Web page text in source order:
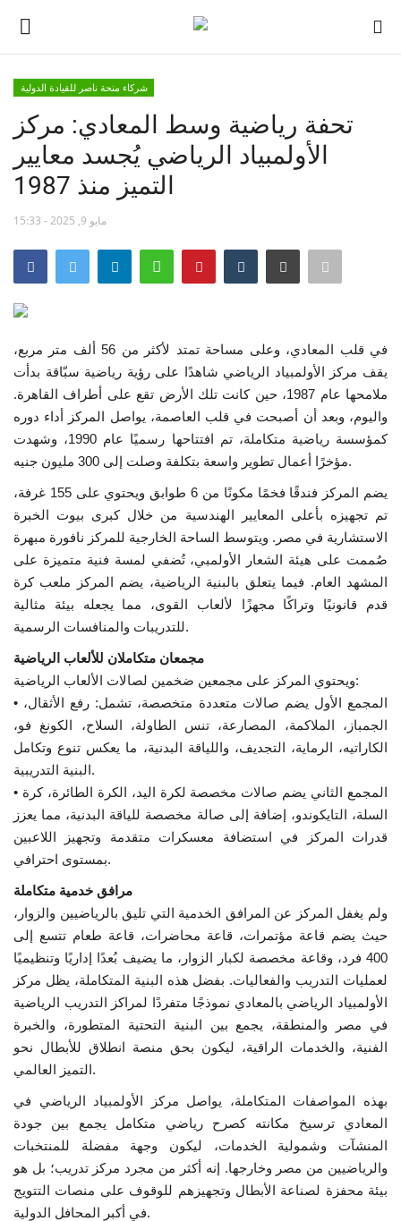
الصفحة الرئيسية
مدرسة الطليعة الوطنية
منتدى ناصر الدولي
فريق العمل
إرث جمال عبدالناصر
شروط وأحكام منحة ناصر للقيادة الدولية
منحة ناصر للقيادة الدولية
مرجعياتنا
المواطن العالمي
الرواد
فرص
وثائق
الفيديوهات
الرعاة
الشركاء
Gallery
لغة
English Swahili español
French Arabic
شركاء منحة ناصر للقيادة الدولية
تحفة رياضية وسط المعادي: مركز
الأولمبياد الرياضي يُجسد معايير
التميز منذ 1987
مايو 9, 2025 - 15:33
في قلب المعادي، وعلى مساحة تمتد لأكثر من 56 ألف متر مربع،
يقف مركز الأولمبياد الرياضي شاهدًا على رؤية رياضية سبّاقة بدأت
ملامحها عام 1987، حين كانت تلك الأرض تقع على أطراف القاهرة.
واليوم، وبعد أن أصبحت في قلب العاصمة، يواصل المركز أداء دوره
كمؤسسة رياضية متكاملة، تم افتتاحها رسميًا عام 1990، وشهدت
مؤخرًا أعمال تطوير واسعة بتكلفة وصلت إلى 300 مليون جنيه.
يضم المركز فندقًا فخمًا مكونًا من 6 طوابق ويحتوي على 155 غرفة،
تم تجهيزه بأعلى المعايير الهندسية من خلال كبرى بيوت الخبرة
الاستشارية في مصر. ويتوسط الساحة الخارجية للمركز نافورة مبهرة
صُممت على هيئة الشعار الأولمبي، تُضفي لمسة فنية متميزة على
المشهد العام. فيما يتعلق بالبنية الرياضية، يضم المركز ملعب كرة
قدم قانونيًا وتراكًا مجهزًا لألعاب القوى، مما يجعله بيئة مثالية
للتدريبات والمنافسات الرسمية.
مجمعان متكاملان للألعاب الرياضية
ويحتوي المركز على مجمعين ضخمين لصالات الألعاب الرياضية:
• المجمع الأول يضم صالات متعددة متخصصة، تشمل: رفع الأثقال،
الجمباز، الملاكمة، المصارعة، تنس الطاولة، السلاح، الكونغ فو،
الكاراتيه، الرماية، التجديف، واللياقة البدنية، ما يعكس تنوع وتكامل
البنية التدريبية.
• المجمع الثاني يضم صالات مخصصة لكرة اليد، الكرة الطائرة، كرة
السلة، التايكوندو، إضافة إلى صالة مخصصة للياقة البدنية، مما يعزز
قدرات المركز في استضافة معسكرات متقدمة وتجهيز اللاعبين
بمستوى احترافي.
مرافق خدمية متكاملة
ولم يغفل المركز عن المرافق الخدمية التي تليق بالرياضيين والزوار،
حيث يضم قاعة مؤتمرات، قاعة محاضرات، قاعة طعام تتسع إلى
400 فرد، وقاعة مخصصة لكبار الزوار، ما يضيف بُعدًا إداريًا وتنظيميًا
لعمليات التدريب والفعاليات. بفضل هذه البنية المتكاملة، يظل مركز
الأولمبياد الرياضي بالمعادي نموذجًا متفردًا لمراكز التدريب الرياضية
في مصر والمنطقة، يجمع بين البنية التحتية المتطورة، والخبرة
الفنية، والخدمات الراقية، ليكون بحق منصة انطلاق للأبطال نحو
التميز العالمي.
بهذه المواصفات المتكاملة، يواصل مركز الأولمبياد الرياضي في
المعادي ترسيخ مكانته كصرح رياضي متكامل يجمع بين جودة
المنشآت وشمولية الخدمات، ليكون وجهة مفضلة للمنتخبات
والرياضيين من مصر وخارجها. إنه أكثر من مجرد مركز تدريب؛ بل هو
بيئة محفزة لصناعة الأبطال وتجهيزهم للوقوف على منصات التتويج
في أكبر المحافل الدولية.